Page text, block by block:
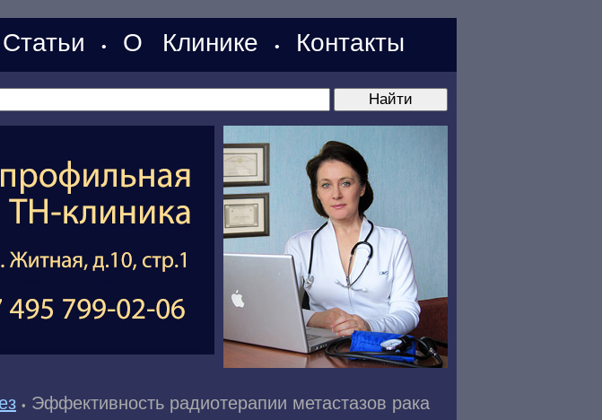
Статьи • О Клинике • Контакты
• Эффективность радиотерапии метастазов рака